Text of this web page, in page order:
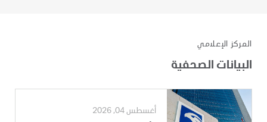
المركز الإعلامي
البيانات الصحفية
أغسطس 04, 2026